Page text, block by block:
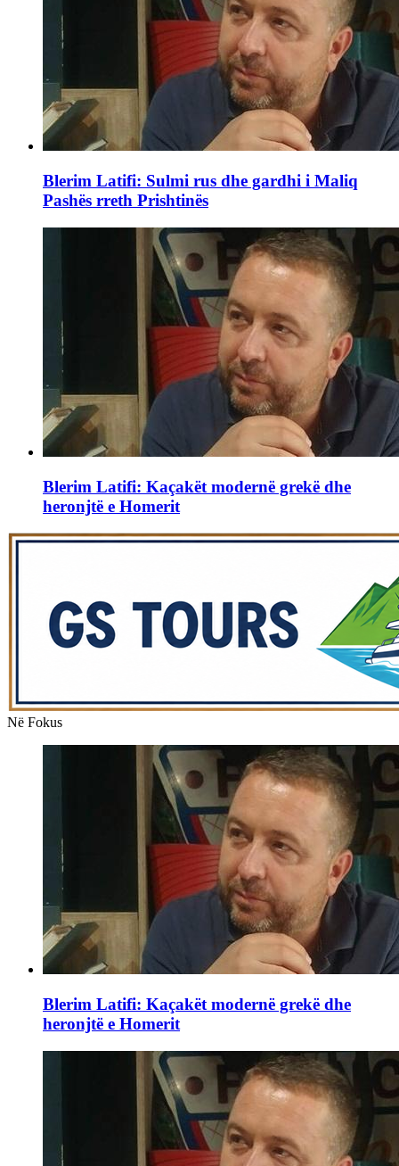
Blerim Latifi: Sulmi rus dhe gardhi i Maliq
Pashës rreth Prishtinës
Blerim Latifi: Kaçakët modernë grekë dhe
heronjtë e Homerit
Në Fokus
Blerim Latifi: Kaçakët modernë grekë dhe
heronjtë e Homerit